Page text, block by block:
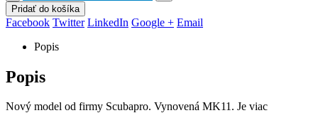
Pridať do košíka
Facebook Twitter LinkedIn Google + Email
Popis
Popis
Nový model od firmy Scubapro. Vynovená MK11. Je viac